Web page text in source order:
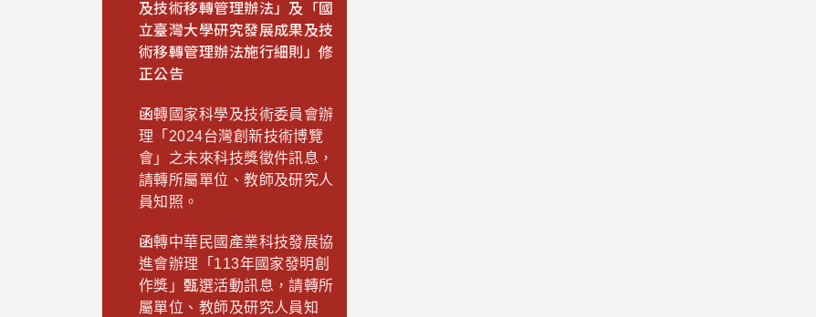
及技術移轉管理辦法」及「國
立臺灣大學研究發展成果及技
術移轉管理辦法施行細則」修
正公告
函轉國家科學及技術委員會辦
理「2024台灣創新技術博覽
會」之未來科技獎徵件訊息，
請轉所屬單位、教師及研究人
員知照。
函轉中華民國產業科技發展協
進會辦理「113年國家發明創
作獎」甄選活動訊息，請轉所
屬單位、教師及研究人員知